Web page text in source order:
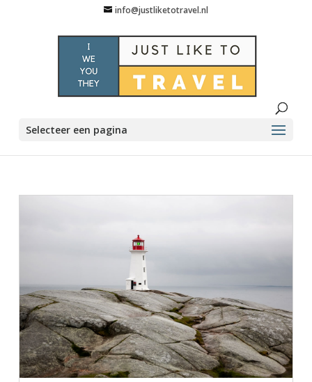
info@justliketotravel.nl
Selecteer een pagina